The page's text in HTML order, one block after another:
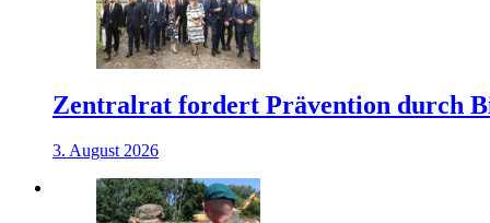
Zentralrat fordert Prävention durch
3. August 2026